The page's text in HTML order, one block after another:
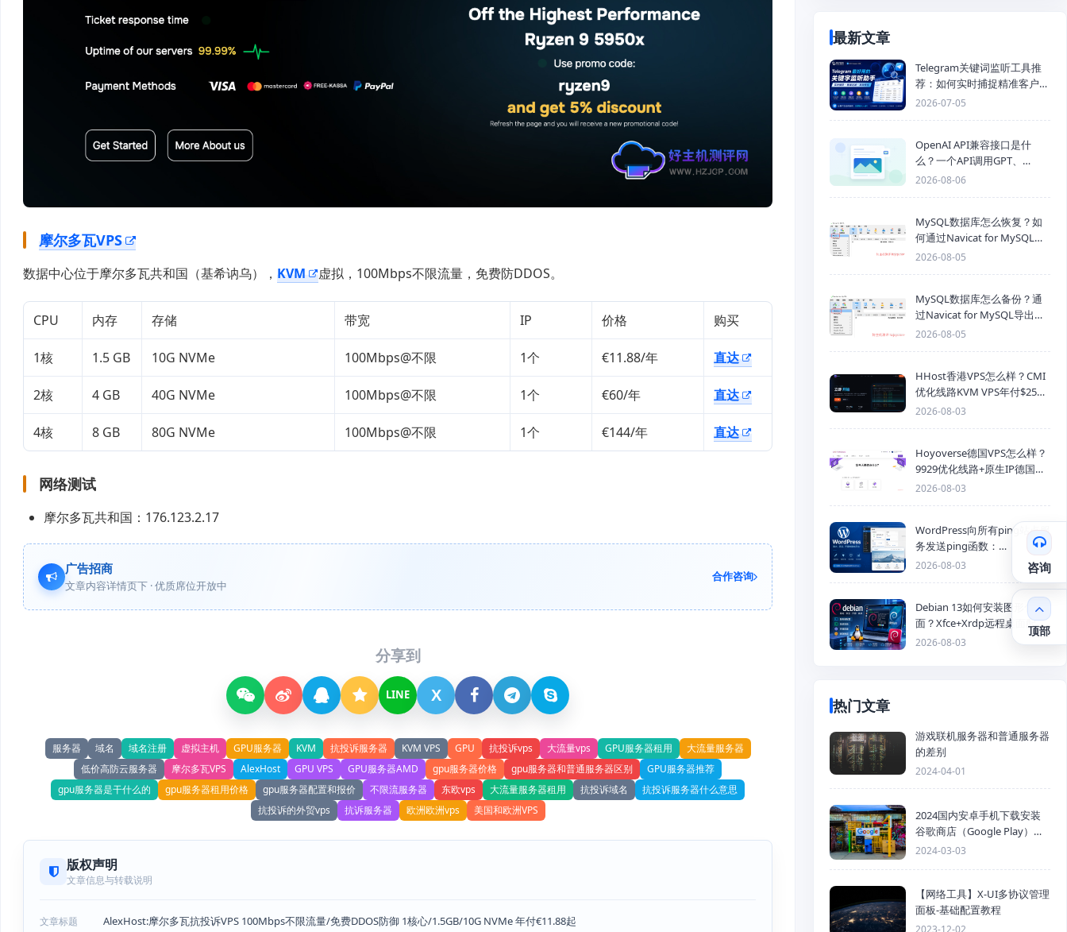
摩尔多瓦VPS
数据中心位于摩尔多瓦共和国（基希讷乌）， KVM 虚拟，100Mbps不限流量，免费防DDOS。
CPU 内存 存储 带宽 IP 价格 购买
1核 1.5 GB 10G NVMe 100Mbps@不限 1个 €11.88/年 直达
2核 4 GB 40G NVMe 100Mbps@不限 1个 €60/年 直达
4核 8 GB 80G NVMe 100Mbps@不限 1个 €144/年 直达
网络测试
摩尔多瓦共和国：176.123.2.17
广告招商
文章内容详情页下 · 优质席位开放中
合作咨询
分享到
LINE X
服务器 域名 域名注册 虚拟主机 GPU服务器 KVM 抗投诉服务器 KVM VPS GPU 抗投诉vps 大流量vps GPU服务器租用
大流量服务器
低价高防云服务器
摩尔多瓦VPS AlexHost GPU VPS GPU服务器AMD gpu服务器价格 gpu服务器和普通服务器区别
GPU服务器推荐
gpu服务器是干什么的
gpu服务器租用价格 gpu服务器配置和报价 不限流服务器 东欧vps 大流量服务器租用 抗投诉域名
抗投诉服务器什么意思
抗投诉的外贸vps
抗诉服务器 欧洲欧洲vps 美国和欧洲VPS
版权声明
文章信息与转载说明
文章标题 AlexHost:摩尔多瓦抗投诉VPS 100Mbps不限流量/免费DDOS防御 1核心/1.5GB/10G NVMe 年付€11.88起
最新文章
Telegram关键词监听工具推
荐：如何实时捕捉精准客户，
提高获客效率？
2026-07-05
OpenAI API兼容接口是什
么？一个API调用GPT、
Claude、Gemini、DeepSeek
2026-08-06
MySQL数据库怎么恢复？如
何通过Navicat for MySQL导
入SQL备份文件
2026-08-05
MySQL数据库怎么备份？通
过Navicat for MySQL导出
Mysql数据库为SQL格式备份
2026-08-05
HHost香港VPS怎么样？CMI
优化线路KVM VPS年付$25
起，4GB内存优惠套餐
2026-08-03
Hoyoverse德国VPS怎么样？
9929优化线路+原生IP德国
KVM VPS推荐
2026-08-03
WordPress向所有ping站点服
务发送ping函数：
generic_ping
2026-08-03
Debian 13如何安装图形化桌
面？Xfce+Xrdp远程桌面配置
教程
2026-08-03
热门文章
游戏联机服务器和普通服务器
的差别
2024-04-01
2024国内安卓手机下载安装
谷歌商店（Google Play）详
细步骤
2024-03-03
【网络工具】X-UI多协议管理
面板-基础配置教程
2023-12-02
咨询
顶部